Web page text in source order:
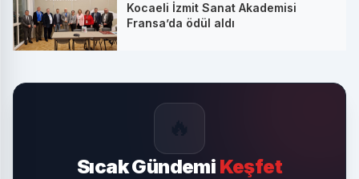
Kocaeli İzmit Sanat Akademisi
Fransa’da ödül aldı
Sıcak Gündemi Keşfet